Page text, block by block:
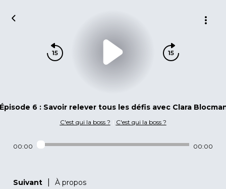
6 : Savoir relever tous les défis avec Clara
C'est qui la boss ? | C'est qui la boss ?
00:00 00:00
Suivant À propos